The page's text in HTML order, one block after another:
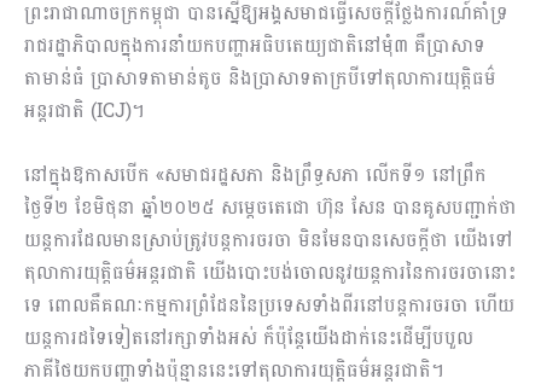
ព្រះរាជាណាចក្រកម្ពុជា បានស្នើឱ្យអង្គសមាជធ្វើសេចក្តីថ្លែងការណ៍គាំទ្រ
រាជរដ្ឋាភិបាលក្នុងការនាំយកបញ្ហាអធិបតេយ្យជាតិនៅមុំ៣ គឺប្រាសាទ
តាមាន់ធំ ប្រាសាទតាមាន់តូច និងប្រាសាទតាក្របីទៅតុលាការយុត្តិធម៌
អន្តរជាតិ (ICJ)។
នៅក្នុងឱកាសបើក «សមាជរដ្ឋសភា និងព្រឹទ្ធសភា លើកទី១ នៅព្រឹក
ថ្ងៃទី២ ខែមិថុនា ឆ្នាំ២០២៥ សម្តេចតេជោ ហ៊ុន សែន បានគូសបញ្ជាក់ថា
យន្តការដែលមានស្រាប់ត្រូវបន្តការចរចា មិនមែនបានសេចក្តីថា យើងទៅ
តុលាការយុត្តិធម៌អន្តរជាតិ យើងបោះបង់ចោលនូវយន្តការនៃការចរចានោះ
ទេ ពោលគឺគណៈកម្មការព្រំដែននៃប្រទេសទាំងពីរនៅបន្តការចរចា ហើយ
យន្តការដទៃទៀតនៅរក្សាទាំងអស់ ក៏ប៉ុន្តែយើងដាក់នេះដើម្បីបបួល
ភាគីថៃយកបញ្ហាទាំងប៉ុន្មាននេះទៅតុលាការយុត្តិធម៌អន្តរជាតិ។